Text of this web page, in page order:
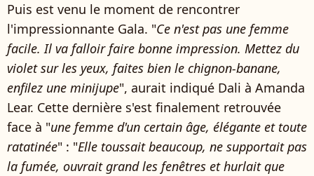
Puis est venu le moment de rencontrer
l'impressionnante Gala. "Ce n'est pas une femme
facile. Il va falloir faire bonne impression. Mettez du
violet sur les yeux, faites bien le chignon-banane,
enfilez une minijupe", aurait indiqué Dali à Amanda
Lear. Cette dernière s'est finalement retrouvée
face à "une femme d'un certain âge, élégante et toute
ratatinée" : "Elle toussait beaucoup, ne supportait pas
la fumée, ouvrait grand les fenêtres et hurlait que